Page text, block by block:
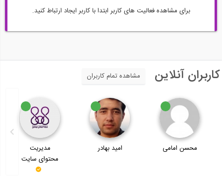
برای مشاهده فعالیت های کاربر ابتدا با کاربر ایجاد ارتباط کنید.
کاربران آنلاین مشاهده تمام کاربران
محسن امامی امید بهادر
مدیریت
محتوای سایت